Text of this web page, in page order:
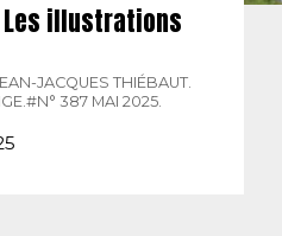
Les illustrations
JACQUES THIÉBAUT.
#N° 387 MAI 2025.